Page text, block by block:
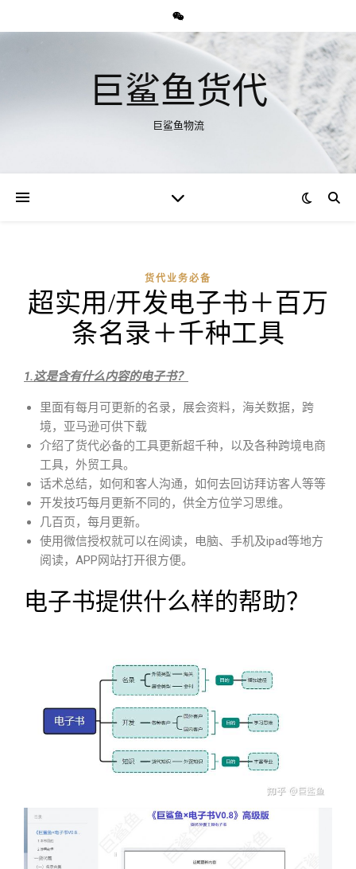
巨鲨鱼货代
巨鲨鱼物流
货代业务必备
超实用/开发电子书＋百万
条名录＋千种工具
1.这是含有什么内容的电子书？
里面有每月可更新的名录，展会资料，海关数据，跨
境，亚马逊可供下载
介绍了货代必备的工具更新超千种，以及各种跨境电商
工具，外贸工具。
话术总结，如何和客人沟通，如何去回访拜访客人等等
开发技巧每月更新不同的，供全方位学习思维。
几百页，每月更新。
使用微信授权就可以在阅读，电脑、手机及ipad等地方
阅读，APP网站打开很方便。
电子书提供什么样的帮助？